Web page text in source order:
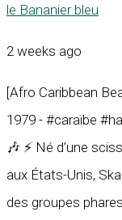
le Bananier bleu
2 weeks ago
[Afro Caribbean
1979 - #caraïbe
🎶 ⚡ Né d’une
aux États-Unis,
des groupes